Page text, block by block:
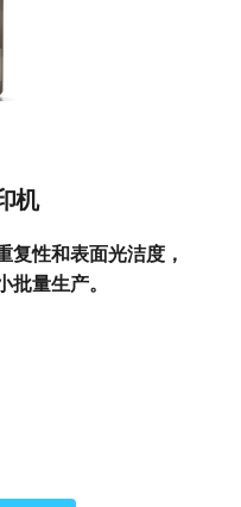
机
复性和表面光洁度，
批量生产。